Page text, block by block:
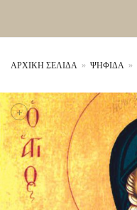
ΑΡΧΙΚΉ ΣΕΛΊΔΑ » ΨΗΦΙΔΑ »
+